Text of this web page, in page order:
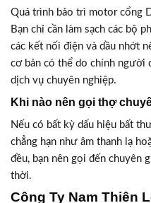
Quá trình bảo trì motor cổng
Bạn chỉ cần làm sạch các bộ
các kết nối điện và dầu nhớt
cơ bản có thể do chính người
dịch vụ chuyên nghiệp.
Khi nào nên gọi thợ
Nếu có bất kỳ dấu hiệu bất
chẳng hạn như âm thanh lạ
đều, bạn nên gọi đến chuyên
thời.
Công Ty Nam Thiên